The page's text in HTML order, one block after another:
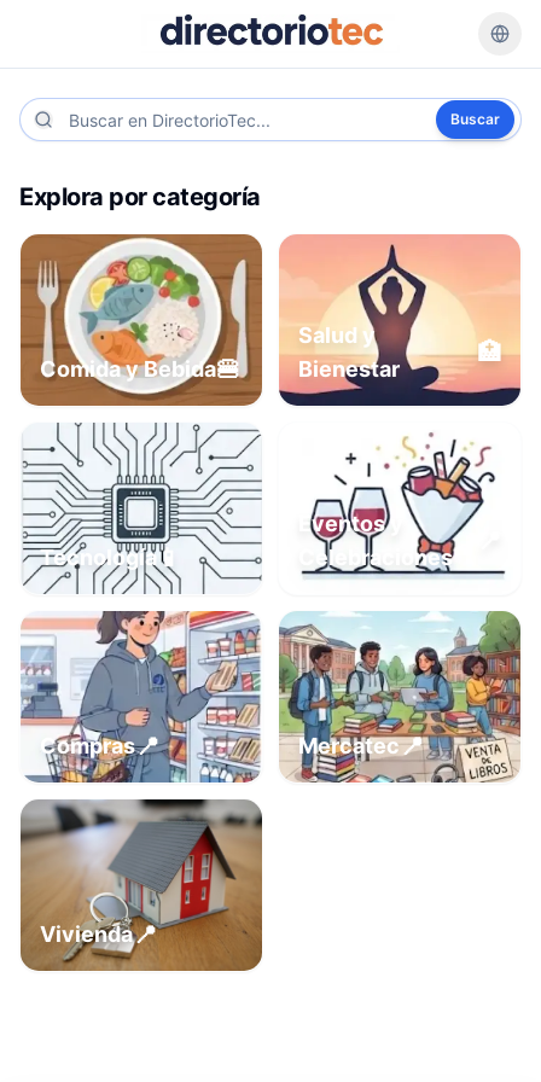
Buscar
Explora por categoría
Comida y Bebida🍔
Salud y
Bienestar
🏥
Tecnología📱
Eventos y
Celebraciones
Compras📍 Mercatec📍
Vivienda📍